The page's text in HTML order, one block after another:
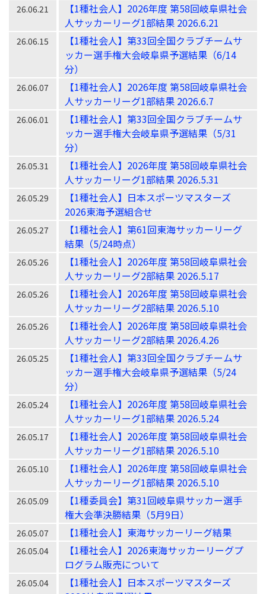
26.06.21
【1種社会人】2026年度 第58回岐阜県社会
人サッカーリーグ1部結果 2026.6.21
26.06.15
【1種社会人】第33回全国クラブチームサ
ッカー選手権大会岐阜県予選結果（6/14
分）
26.06.07
【1種社会人】2026年度 第58回岐阜県社会
人サッカーリーグ1部結果 2026.6.7
26.06.01
【1種社会人】第33回全国クラブチームサ
ッカー選手権大会岐阜県予選結果（5/31
分）
26.05.31
【1種社会人】2026年度 第58回岐阜県社会
人サッカーリーグ1部結果 2026.5.31
26.05.29
【1種社会人】日本スポーツマスターズ
2026東海予選組合せ
26.05.27
【1種社会人】第61回東海サッカーリーグ
結果（5/24時点）
26.05.26
【1種社会人】2026年度 第58回岐阜県社会
人サッカーリーグ2部結果 2026.5.17
26.05.26
【1種社会人】2026年度 第58回岐阜県社会
人サッカーリーグ2部結果 2026.5.10
26.05.26
【1種社会人】2026年度 第58回岐阜県社会
人サッカーリーグ2部結果 2026.4.26
26.05.25
【1種社会人】第33回全国クラブチームサ
ッカー選手権大会岐阜県予選結果（5/24
分）
26.05.24
【1種社会人】2026年度 第58回岐阜県社会
人サッカーリーグ1部結果 2026.5.24
26.05.17
【1種社会人】2026年度 第58回岐阜県社会
人サッカーリーグ1部結果 2026.5.10
26.05.10
【1種社会人】2026年度 第58回岐阜県社会
人サッカーリーグ1部結果 2026.5.10
26.05.09
【1種委員会】第31回岐阜県サッカー選手
権大会準決勝結果（5月9日）
26.05.07 【1種社会人】東海サッカーリーグ結果
26.05.04
【1種社会人】2026東海サッカーリーグプ
ログラム販売について
26.05.04
【1種社会人】日本スポーツマスターズ